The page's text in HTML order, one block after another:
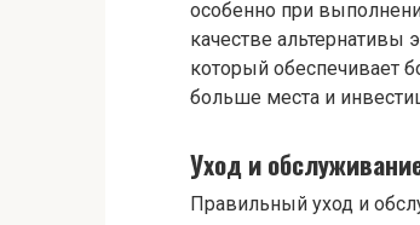
особенно при
качестве альтернативы
который обеспечивает
больше места и
Уход и
Правильный уход и